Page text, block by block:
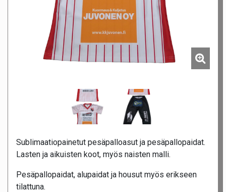
Sublimaatiopainetut pesäpalloasut ja pesäpallopaidat.
Lasten ja aikuisten koot, myös naisten malli.
Pesäpallopaidat, alupaidat ja housut myös erikseen
tilattuna.